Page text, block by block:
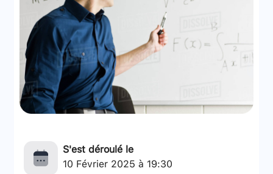
S'est déroulé le
10 Février 2025 à 19:30